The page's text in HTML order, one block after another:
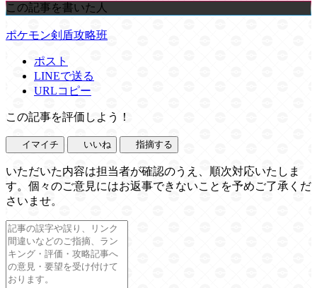
この記事を書いた人
ポケモン剣盾攻略班
ポスト
LINEで送る
URLコピー
この記事を評価しよう！
イマイチ いいね 指摘する
いただいた内容は担当者が確認のうえ、順次対応いたしま
す。個々のご意見にはお返事できないことを予めご了承くだ
さいませ。